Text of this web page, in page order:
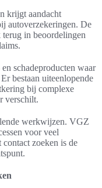
krijgt aandacht
autoverzekeringen. De
in beoordelingen
schadeproducten waar
bestaan uiteenlopende
bij complexe
verschilt.
werkwijzen. VGZ
voor veel
zoeken is de